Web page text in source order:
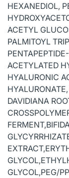
HEXANEDIOL,
ACETYL
PALMITOYL
ACETYLATED
HYALURONIC
DAVIDIANA
GLYCOL,PEG/